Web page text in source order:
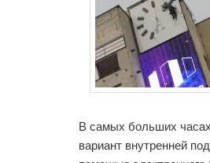
В самых больших
вариант внутренней